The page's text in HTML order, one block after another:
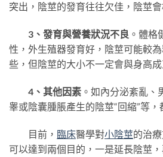
突出，陰莖的發育往往欠佳，陰莖會
3、發育與營養狀況不良 。體格
性，外生殖器發育好，陰莖可能較
些，但陰莖的大小不一定會與身高成
4、其他因素 。如內分泌紊亂、
睾或陰囊腫脹產生的陰莖“回縮”等，
目前， 臨床醫學對小陰莖的治
可以達到兩個目的，一是延長陰莖